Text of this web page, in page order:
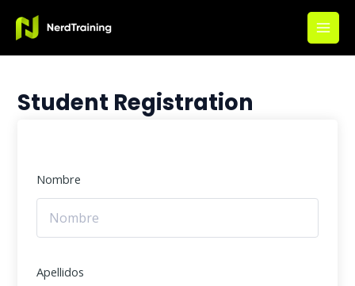
contenido
Main
Student Registration
Nombre
Apellidos